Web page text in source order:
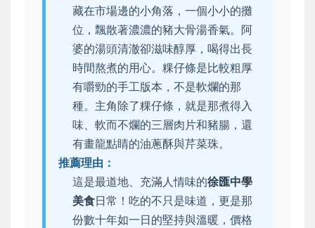
藏在市場邊的小角落，一個小小的攤
位，飄散著濃濃的豬大骨湯香氣。阿
婆的湯頭清澈卻滋味醇厚，喝得出長
時間熬煮的用心。粿仔條是比較粗厚
有嚼勁的手工版本，不是軟爛的那
種。主角除了粿仔條，就是那煮得入
味、軟而不爛的三層肉片和豬腸，還
有畫龍點睛的油蔥酥與芹菜珠。
推薦理由：
這是最道地、充滿人情味的徐匯中學
美食日常！吃的不只是味道，更是那
份數十年如一日的堅持與溫暖，價格